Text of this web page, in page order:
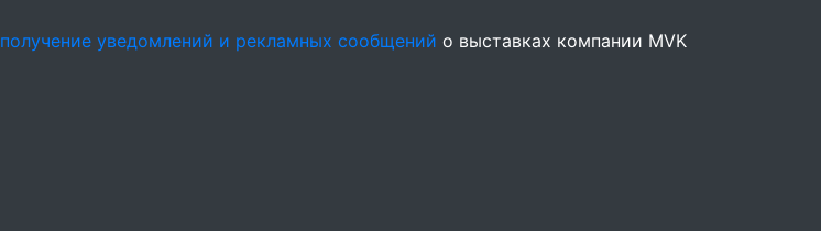
получение уведомлений и рекламных сообщений о выставках компании MVK